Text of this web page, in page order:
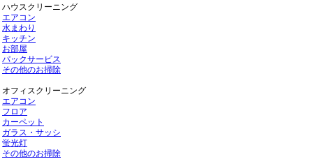
ハウスクリーニング
エアコン
水まわり
キッチン
お部屋
パックサービス
その他のお掃除
オフィスクリーニング
エアコン
フロア
カーペット
ガラス・サッシ
蛍光灯
その他のお掃除